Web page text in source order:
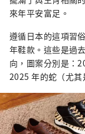
來年平安富足。
遵循日本的這項習
年鞋款。這些是過
向，圖案分別是：
2025 年的蛇（尤其